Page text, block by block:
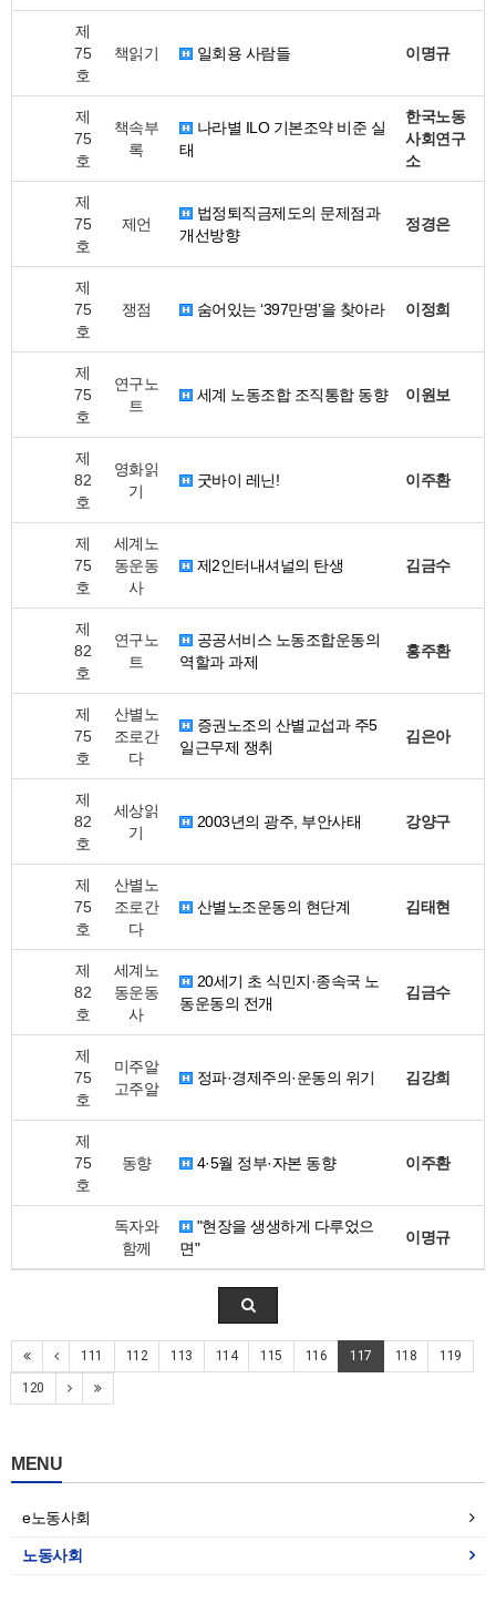
제
75
호
책읽기 일회용 사람들 이명규
제
75
호
책속부
록
나라별 ILO 기본조약 비준 실
태
한국노동
사회연구
소
제
75
호
제언
법정퇴직금제도의 문제점과
개선방향
정경은
제
75
호
쟁점 숨어있는 ‘397만명’을 찾아라 이정희
제
75
호
연구노
트
세계 노동조합 조직통합 동향 이원보
제
82
호
영화읽
기
굿바이 레닌! 이주환
제
75
호
세계노
동운동
사
제2인터내셔널의 탄생 김금수
제
82
호
연구노
트
공공서비스 노동조합운동의
역할과 과제
홍주환
제
75
호
산별노
조로간
다
증권노조의 산별교섭과 주5
일근무제 쟁취
김은아
제
82
호
세상읽
기
2003년의 광주, 부안사태 강양구
제
75
호
산별노
조로간
다
산별노조운동의 현단계 김태현
제
82
호
세계노
동운동
사
20세기 초 식민지·종속국 노
동운동의 전개
김금수
제
75
호
미주알
고주알
정파·경제주의·운동의 위기 김강희
제
75
호
동향 4·5월 정부·자본 동향 이주환
독자와
함께
"현장을 생생하게 다루었으
면"
이명규
111 112 113 114 115 116 117 118 119
120
MENU
e노동사회
노동사회